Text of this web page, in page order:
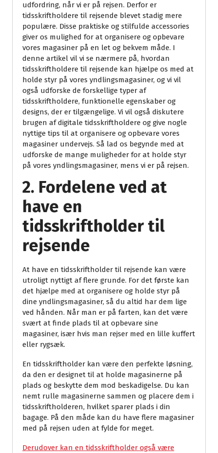
udfordring, når vi er på rejsen. Derfor er
tidsskriftholdere til rejsende blevet stadig mere
populære. Disse praktiske og stilfulde accessories
giver os mulighed for at organisere og opbevare
vores magasiner på en let og bekvem måde. I
denne artikel vil vi se nærmere på, hvordan
tidsskriftholdere til rejsende kan hjælpe os med at
holde styr på vores yndlingsmagasiner, og vi vil
også udforske de forskellige typer af
tidsskriftholdere, funktionelle egenskaber og
designs, der er tilgængelige. Vi vil også diskutere
brugen af digitale tidsskriftholdere og give nogle
nyttige tips til at organisere og opbevare vores
magasiner undervejs. Så lad os begynde med at
udforske de mange muligheder for at holde styr
på vores yndlingsmagasiner, mens vi er på rejsen.
2. Fordelene ved at
have en
tidsskriftholder til
rejsende
At have en tidsskriftholder til rejsende kan være
utroligt nyttigt af flere grunde. For det første kan
det hjælpe med at organisere og holde styr på
dine yndlingsmagasiner, så du altid har dem lige
ved hånden. Når man er på farten, kan det være
svært at finde plads til at opbevare sine
magasiner, især hvis man rejser med en lille kuffert
eller rygsæk.
En tidsskriftholder kan være den perfekte løsning,
da den er designet til at holde magasinerne på
plads og beskytte dem mod beskadigelse. Du kan
nemt rulle magasinerne sammen og placere dem i
tidsskriftholderen, hvilket sparer plads i din
bagage. På den måde kan du have flere magasiner
med på rejsen uden at fylde for meget.
Derudover kan en tidsskriftholder også være